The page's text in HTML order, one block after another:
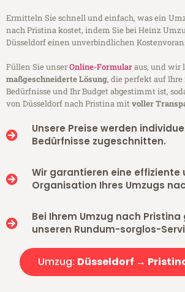
Ermitteln Sie schnell und einfach, was ein
nach Pristina kostet, indem Sie bei Heinz
Düsseldorf einen unverbindlichen
Füllen Sie unserOnline-Formularaus, und wir
maßgeschneiderte Lösung, die perfekt auf
Bedürfnisse und Ihr Budget abgestimmt ist,
von Düsseldorf nach Pristina mitvoller
Unsere Preise werden
Bedürfnisse zugeschnitten.
Wir garantieren eine effiziente
Organisation Ihres Umzugs
Bei Ihrem Umzug nach Pristina
unseren Rundum-sorglos-
Umzug: Düsseldorf →